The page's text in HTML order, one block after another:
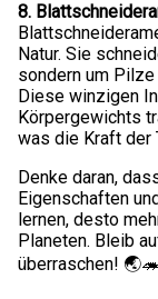
8.
Natur. Sie
sondern um
Diese winzigen
Körpergewichts
was die Kraft der
Denke daran,
Eigenschaften
lernen, desto
Planeten. Bleib
überraschen!